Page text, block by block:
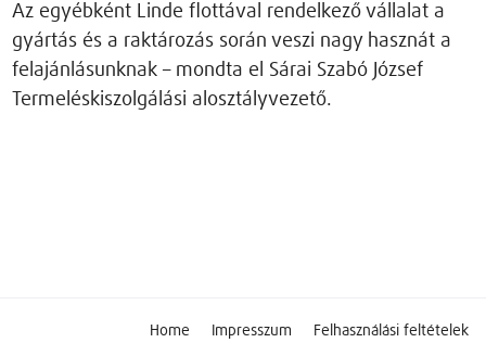
Az egyébként Linde flottával rendelkező vállalat a
gyártás és a raktározás során veszi nagy hasznát a
felajánlásunknak – mondta el Sárai Szabó József
Termeléskiszolgálási alosztályvezető.
Home Impresszum Felhasználási feltételek